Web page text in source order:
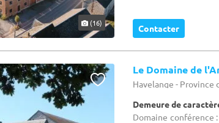
(16) Contacter
Le Domaine de
Havelange - Province
Demeure de
Domaine conférence